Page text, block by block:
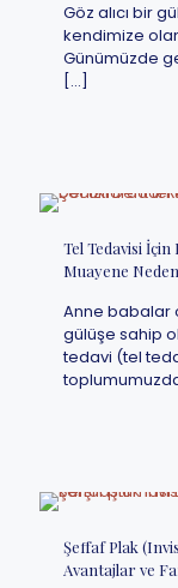
Göz alıcı bir
kendimize
Günümüzde
[…]
Tel Tedavisi
Muayene
Anne babalar
gülüşe sahip
tedavi (tel
Şeffaf Plak
Avantajlar ve